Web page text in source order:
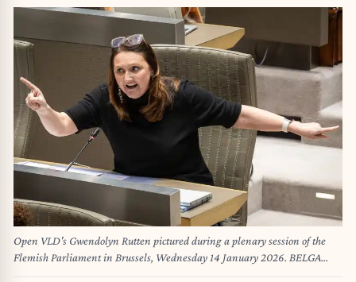
Open VLD's Gwendolyn Rutten pictured during a plenary session of the
Flemish Parliament in Brussels, Wednesday 14 January 2026. BELGA
PHOTO JAMES ARTHUR GEKIERE